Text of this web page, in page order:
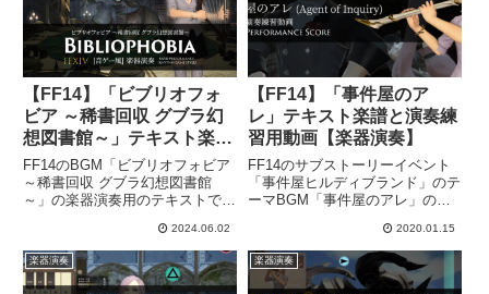
【FF14】「ビブリオフォ
ビア ～稀書回収 グブラ幻
想図書館～」テキスト楽譜
と演奏練習用動画【楽器演
奏】
FF14のBGM「ビブリオフォビア
～稀書回収 グブラ幻想図書館
～」の楽器演奏用のテキストでの
紹介します。This is the score for
“Bibliophobia” Bard Performanc...
2024.06.02
【FF14】「事件屋のア
レ」テキスト楽譜と演奏練
習用動画【楽器演奏】
FF14のサブストーリーイベント
「事件屋ヒルディブランド」のテ
ーマBGM「事件屋のアレ」の楽
演奏練習ができる動画を紹介しま
す。This is the score for “Agent
of Inquiry” B...
2020.01.15
楽器演奏 楽器演奏